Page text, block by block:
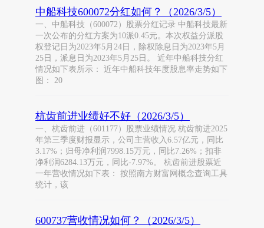
中船科技600072分红如何？（2026/3/5）
一、中船科技（600072）股票分红记录 中船科技最新
一次公布的分红方案为10派0.45元。本次权益分派股
权登记日为2023年5月24日，除权除息日为2023年5月
25日，派息日为2023年5月25日。 近年中船科技分红
情况如下表所示： 近年中船科技年度股息率走势如下
图： 20
杭齿前进业绩好不好（2026/3/5）
一、杭齿前进（601177）股票业绩情况 杭齿前进2025
年第三季度财报显示，公司主营收入6.57亿元，同比
3.17%；归母净利润7998.15万元，同比7.26%；扣非
净利润6284.13万元，同比-7.97%。 杭齿前进股票近
一年营收情况如下表： 按照南方财富网概念查询工具
统计，该
600737营收情况如何？（2026/3/5）